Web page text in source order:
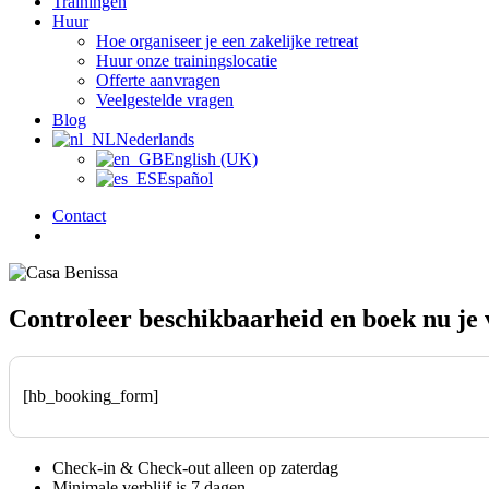
Huur
Hoe organiseer je een zakelijke retreat
Huur onze trainingslocatie
Offerte aanvragen
Veelgestelde vragen
Blog
Nederlands
English (UK)
Español
Contact
Controleer beschikbaarheid en boek nu
[hb_booking_form]
Check-in & Check-out alleen op zaterdag